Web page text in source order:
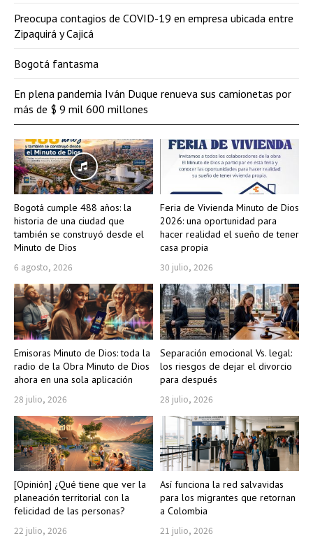
Bogotá cumple 488 años: la
historia de una ciudad que
también se construyó desde el
Minuto de Dios
6 agosto, 2026
Feria de Vivienda Minuto de Dios
2026: una oportunidad para
hacer realidad el sueño de tener
casa propia
30 julio, 2026
Emisoras Minuto de Dios: toda la
radio de la Obra Minuto de Dios
ahora en una sola aplicación
28 julio, 2026
Separación emocional Vs. legal:
los riesgos de dejar el divorcio
para después
28 julio, 2026
[Opinión] ¿Qué tiene que ver la
planeación territorial con la
felicidad de las personas?
22 julio, 2026
Así funciona la red salvavidas
para los migrantes que retornan
a Colombia
21 julio, 2026
Preocupa contagios de COVID-19 en empresa ubicada entre
Zipaquirá y Cajicá
Bogotá fantasma
En plena pandemia Iván Duque renueva sus camionetas por
más de $ 9 mil 600 millones